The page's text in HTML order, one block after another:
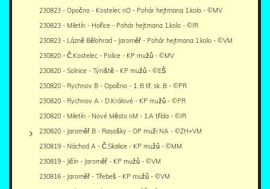
230823 - Opočno - Kostelec nO - Pohár hejtmana 1.kolo - ©MV
230823 - Miletín - Hořice - Pohár hejtmana 1.kolo - ©IR
230823 - Lázně Bělohrad - Jaroměř - Pohár hejtmana 1.kolo - ©VM
230820 - Č.Kostelec - Police - KP mužů - ©MV
230820 - Solnice - Týniště - KP mužů - ©EŠ
230820 - Rychnov B - Opočno - 1. B tř. sk. B - ©PR
230820 - Rychnov A - D.Králové - KP mužů - ©PR
230820 - Miletín - Nové Město nM - 1.A třída - ©IR
230820 - Jaroměř B - Rasošky - OP muži NA - ©ZH+VM
230819 - Náchod A - Č.Skalice - KP mužů - ©MM
230819 - Jičín - Jaroměř - KP mužů - ©VM
230816 - Jaroměř - Třebeš - KP mužů - ©VM